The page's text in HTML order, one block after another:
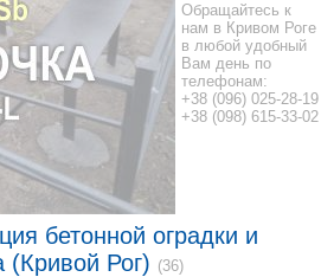
Обращайтесь к
нам в Кривом Роге
в любой удобный
Вам день по
телефонам:
+38 (096) 025-28-19
+38 (098) 615-33-02
бетонной оградки и
(Кривой Рог) (36)